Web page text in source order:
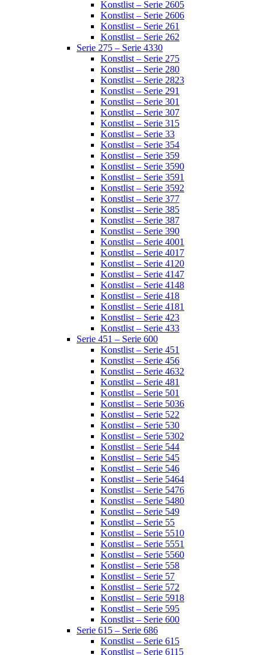
Konstlist – Serie 2605
Konstlist – Serie 2606
Konstlist – Serie 261
Konstlist – Serie 262
Serie 275 – Serie 4330
Konstlist – Serie 275
Konstlist – Serie 280
Konstlist – Serie 2823
Konstlist – Serie 291
Konstlist – Serie 301
Konstlist – Serie 307
Konstlist – Serie 315
Konstlist – Serie 33
Konstlist – Serie 354
Konstlist – Serie 359
Konstlist – Serie 3590
Konstlist – Serie 3591
Konstlist – Serie 3592
Konstlist – Serie 377
Konstlist – Serie 385
Konstlist – Serie 387
Konstlist – Serie 390
Konstlist – Serie 4001
Konstlist – Serie 4017
Konstlist – Serie 4120
Konstlist – Serie 4147
Konstlist – Serie 4148
Konstlist – Serie 418
Konstlist – Serie 4181
Konstlist – Serie 423
Konstlist – Serie 433
Serie 451 – Serie 600
Konstlist – Serie 451
Konstlist – Serie 456
Konstlist – Serie 4632
Konstlist – Serie 481
Konstlist – Serie 501
Konstlist – Serie 5036
Konstlist – Serie 522
Konstlist – Serie 530
Konstlist – Serie 5302
Konstlist – Serie 544
Konstlist – Serie 545
Konstlist – Serie 546
Konstlist – Serie 5464
Konstlist – Serie 5476
Konstlist – Serie 5480
Konstlist – Serie 549
Konstlist – Serie 55
Konstlist – Serie 5510
Konstlist – Serie 5551
Konstlist – Serie 5560
Konstlist – Serie 558
Konstlist – Serie 57
Konstlist – Serie 572
Konstlist – Serie 5918
Konstlist – Serie 595
Konstlist – Serie 600
Serie 615 – Serie 686
Konstlist – Serie 615
Konstlist – Serie 6115